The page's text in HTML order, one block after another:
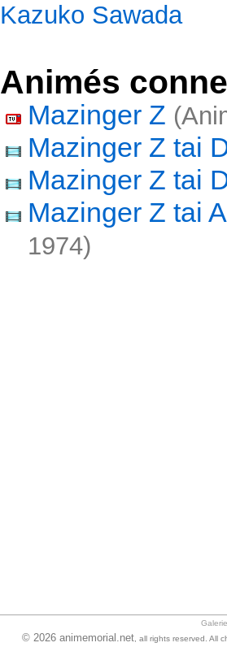
Kazuko Sawada
Animés
Mazinger Z
Mazinger Z tai
Mazinger Z tai
Mazinger Z tai
1974)
Galerie
© 2026 animemorial.net , all rights reserved. All